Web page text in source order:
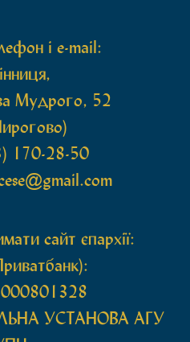
і e-mail:
Мудрого, 52
170-28-50
сайт єпархії:
УСТАНОВА АГУ